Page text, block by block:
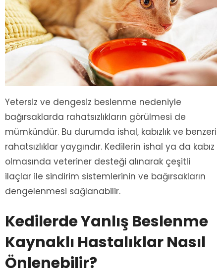
Yetersiz ve dengesiz beslenme nedeniyle
bağırsaklarda rahatsızlıkların görülmesi de
mümkündür. Bu durumda ishal, kabızlık ve benzeri
rahatsızlıklar yaygındır. Kedilerin ishal ya da kabız
olmasında veteriner desteği alınarak çeşitli
ilaçlar ile sindirim sistemlerinin ve bağırsakların
dengelenmesi sağlanabilir.
Kedilerde Yanlış Beslenme
Kaynaklı Hastalıklar Nasıl
Önlenebilir?